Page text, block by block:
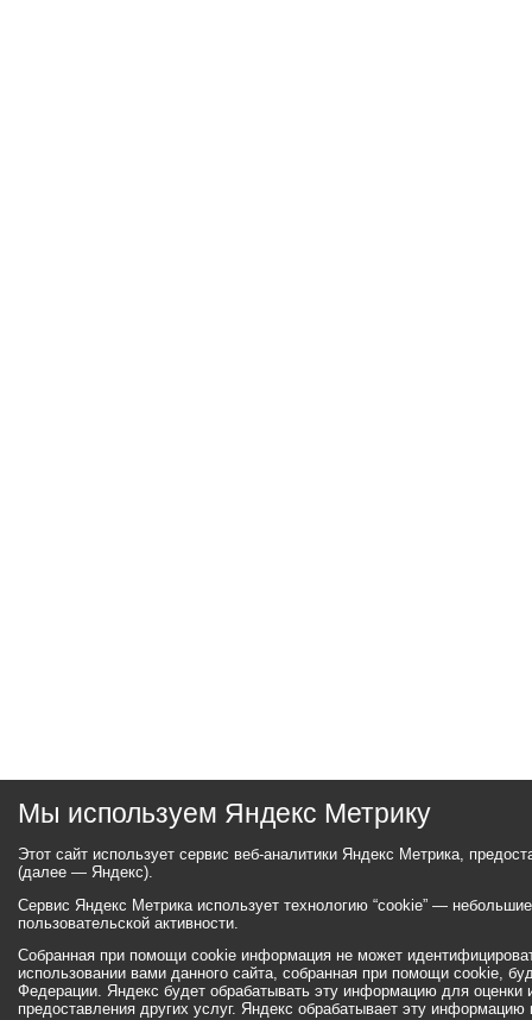
Мы используем Яндекс Метрику
Этот сайт использует сервис веб-аналитики Яндекс Метрика,
(далее — Яндекс).
Сервис Яндекс Метрика использует технологию “cookie” —
пользовательской активности.
Собранная при помощи cookie информация не может
использовании вами данного сайта, собранная при помощи cookie,
Федерации. Яндекс будет обрабатывать эту информацию для оценки
предоставления других услуг. Яндекс обрабатывает эту